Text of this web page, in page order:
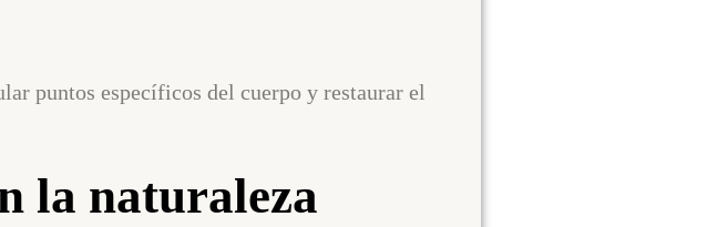
puntos específicos del cuerpo y restaurar el
la naturaleza